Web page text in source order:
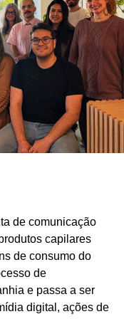
conteúdo e
impacto real no
década, nunca
que
crescimento direto.
como Business
CEO da EAÍ?!.
história com o
nosso
de projetos para
Heineken, Banco
GOL,
do seu
com a conquista
e viagem de
de comunicação
capilares
de consumo do
de
e passa a ser
digital, ações de